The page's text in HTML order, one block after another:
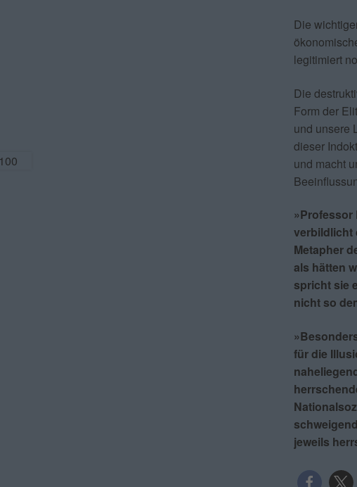
Die
legitimiert
Die
Form der
und unsere
dieser
und macht
»Professor
verbildlicht
Metapher
als hätten
spricht sie
nicht so
für die
jeweils